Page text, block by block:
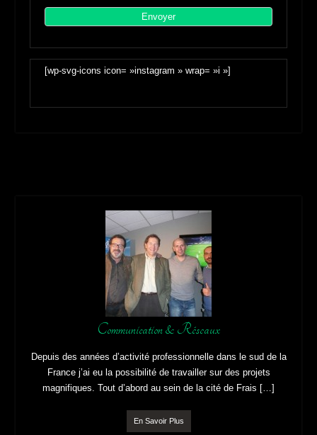
[wp-svg-icons icon= »instagram » wrap= »i »]
Communication & Réseaux
Depuis des années d’activité professionnelle dans le sud de la
France j’ai eu la possibilité de travailler sur des projets
magnifiques. Tout d’abord au sein de la cité de Frais […]
En Savoir Plus